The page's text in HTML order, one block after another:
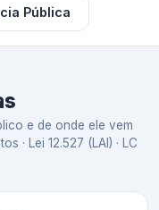
Pública
e de onde ele vem
· Lei 12.527 (LAI) · LC